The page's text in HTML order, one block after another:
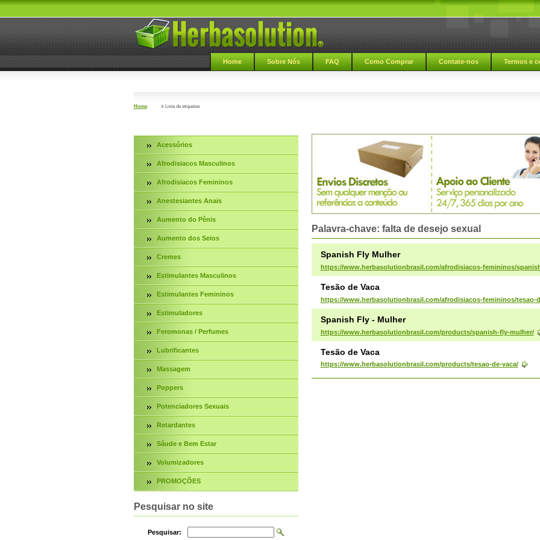
Home Sobre Nós FAQ Como Comprar Contate-nos Termos e
Home > Lista de etiquetas
Palavra-chave: falta de desejo sexual
Spanish Fly Mulher
https://www.herbasolutionbrasil.com/afrodisiacos-femininos/
Tesão de Vaca
https://www.herbasolutionbrasil.com/afrodisiacos-femininos/tesao-
Spanish Fly - Mulher
https://www.herbasolutionbrasil.com/products/spanish-fly-mulher/
Tesão de Vaca
https://www.herbasolutionbrasil.com/products/tesao-de-vaca/
Acessórios
Afrodisiacos Masculinos
Afrodisiacos Femininos
Anestesiantes Anais
Aumento do Pênis
Aumento dos Seios
Cremes
Estimulantes Masculinos
Estimulantes Femininos
Estimuladores
Feromonas / Perfumes
Lubrificantes
Massagem
Poppers
Potenciadores Sexuais
Retardantes
Sáude e Bem Estar
Volumizadores
PROMOÇÕES
Pesquisar no site
Pesquisar: